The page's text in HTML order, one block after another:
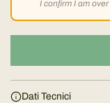
o
m
I confirm I am
Dati Tecnici